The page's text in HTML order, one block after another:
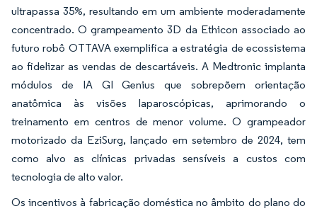
ultrapassa 35%, resultando em um ambiente moderadamente
concentrado. O grampeamento 3D da Ethicon associado ao
futuro robô OTTAVA exemplifica a estratégia de ecossistema
ao fidelizar as vendas de descartáveis. A Medtronic implanta
módulos de IA GI Genius que sobrepõem orientação
anatômica às visões laparoscópicas, aprimorando o
treinamento em centros de menor volume. O grampeador
motorizado da EziSurg, lançado em setembro de 2024, tem
como alvo as clínicas privadas sensíveis a custos com
tecnologia de alto valor.
Os incentivos à fabricação doméstica no âmbito do plano do